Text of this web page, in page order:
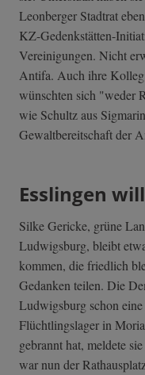
Leonberger Stadtrat
KZ-Gedenkstätten-
Vereinigungen. Nicht
Antifa. Auch ihre
wünschten sich "weder
wie Schultz aus
Gewaltbereitschaft der
Esslingen
Silke Gericke, grüne
Ludwigsburg, bleibt
kommen, die friedlich
Gedanken teilen. Die
Ludwigsburg schon
Flüchtlingslager in
gebrannt hat, meldete
war nun der